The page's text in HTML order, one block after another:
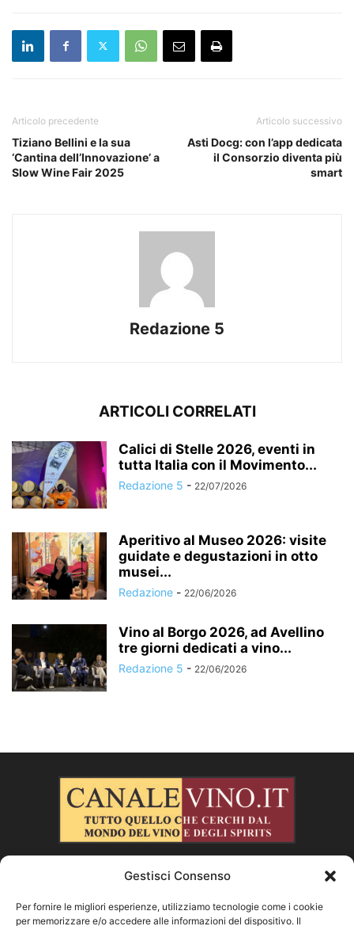
Articolo precedente
Tiziano Bellini e la sua
‘Cantina dell’Innovazione’ a
Slow Wine Fair 2025
Articolo successivo
Asti Docg: con l’app dedicata
il Consorzio diventa più
smart
Redazione 5
ARTICOLI CORRELATI
Calici di Stelle 2026, eventi in
tutta Italia con il Movimento...
Redazione 5 - 22/07/2026
Aperitivo al Museo 2026: visite
guidate e degustazioni in otto
musei...
Redazione - 22/06/2026
Vino al Borgo 2026, ad Avellino
tre giorni dedicati a vino...
Redazione 5 - 22/06/2026
CHI SIAMO
Gestisci Consenso
Per fornire le migliori esperienze, utilizziamo tecnologie come i cookie
per memorizzare e/o accedere alle informazioni del dispositivo. Il